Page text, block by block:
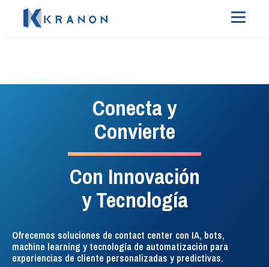
Conecta y
Convierte
Con Innovación
y Tecnología
Ofrecemos soluciones de contact center con IA, bots,
machine learning y tecnología de automatización para
experiencias de cliente personalizadas y predictivas.
Experiencia del
cliente sin
complicaciones
Todos los tickets, todos los
análisis, ¡un solo lugar!
Descubre nuestra plataforma
al cliente y marketing al
siguiente nivel.
Administración
de telefonía
La solución de enrutamiento,
administración, monitoreo e
inteligencia de la telefonía para
VER DETALLES